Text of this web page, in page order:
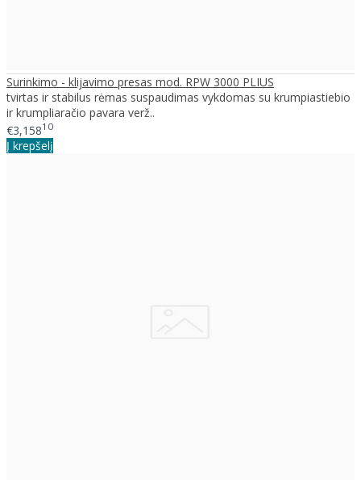
Surinkimo - klijavimo presas mod. RPW 3000 PLIUS
tvirtas ir stabilus rėmas suspaudimas vykdomas su krumpiastiebio
ir krumpliaračio pavara verž..
€3,15810
Į krepšelį